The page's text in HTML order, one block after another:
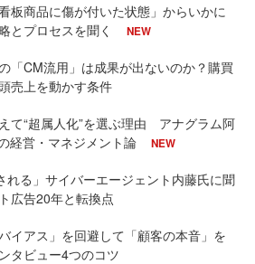
板商品に傷が付いた状態」からいかに
とプロセスを聞く
NEW
「CM流用」は成果が出ないのか？購買
売上を動かす条件
て“超属人化”を選ぶ理由 アナグラム阿
経営・マネジメント論
NEW
れる」サイバーエージェント内藤氏に聞
広告20年と転換点
イアス」を回避して「顧客の本音」を
タビュー4つのコツ